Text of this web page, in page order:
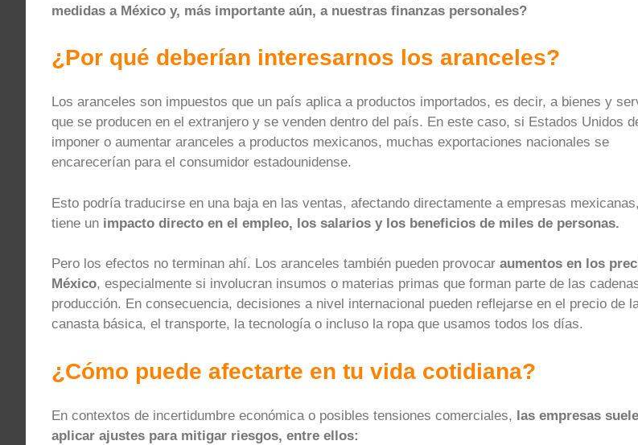
medidas a México y, más importante aún, a nuestras finanzas personales?
¿Por qué deberían interesarnos los aranceles?
Los aranceles son impuestos que un país aplica a productos importados, es decir, a bienes y
que se producen en el extranjero y se venden dentro del país. En este caso, si Estados Unidos
imponer o aumentar aranceles a productos mexicanos, muchas exportaciones nacionales se
encarecerían para el consumidor estadounidense.
Esto podría traducirse en una baja en las ventas, afectando directamente a empresas
tiene un impacto directo en el empleo, los salarios y los beneficios de miles de personas.
Pero los efectos no terminan ahí. Los aranceles también pueden provocar aumentos en los
México, especialmente si involucran insumos o materias primas que forman parte de las
producción. En consecuencia, decisiones a nivel internacional pueden reflejarse en el precio de
canasta básica, el transporte, la tecnología o incluso la ropa que usamos todos los días.
¿Cómo puede afectarte en tu vida cotidiana?
En contextos de incertidumbre económica o posibles tensiones comerciales, las empresas
aplicar ajustes para mitigar riesgos, entre ellos: